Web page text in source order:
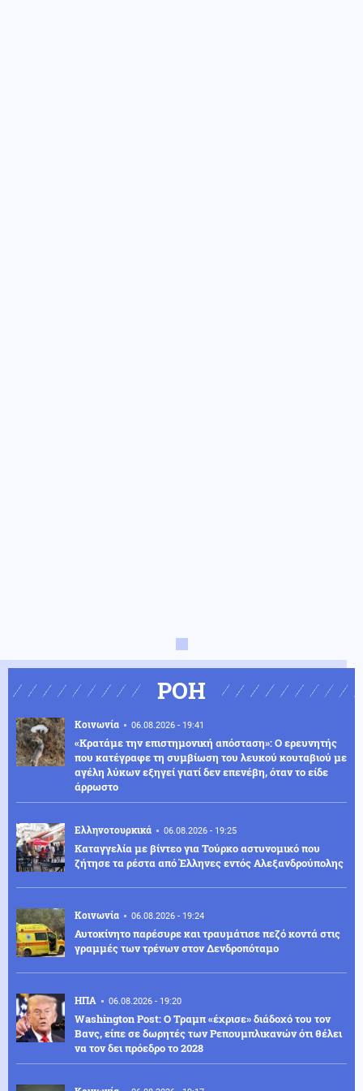
ΡΟΗ
Κοινωνία 06.08.2026 - 19:41
«Κρατάμε την επιστημονική απόσταση»: Ο ερευνητής
που κατέγραφε τη συμβίωση του λευκού κουταβιού με
αγέλη λύκων εξηγεί γιατί δεν επενέβη, όταν το είδε
άρρωστο
Ελληνοτουρκικά 06.08.2026 - 19:25
Καταγγελία με βίντεο για Τούρκο αστυνομικό που
ζήτησε τα ρέστα από Έλληνες εντός Αλεξανδρούπολης
Κοινωνία 06.08.2026 - 19:24
Αυτοκίνητο παρέσυρε και τραυμάτισε πεζό κοντά στις
γραμμές των τρένων στον Δενδροπόταμο
ΗΠΑ 06.08.2026 - 19:20
Washington Post: Ο Τραμπ «έχρισε» διάδοχό του τον
Βανς, είπε σε δωρητές των Ρεπουμπλικανών ότι θέλει
να τον δει πρόεδρο το 2028